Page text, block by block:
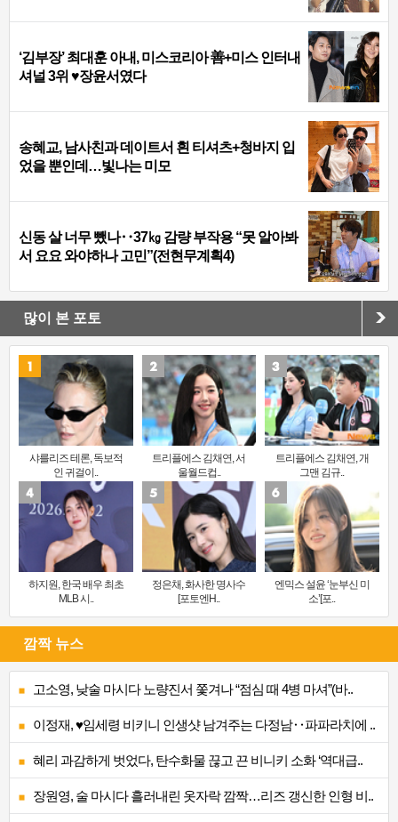
‘김부장’ 최대훈 아내, 미스코리아 善+미스 인터내
셔널 3위 ♥장윤서였다
송혜교, 남사친과 데이트서 흰 티셔츠+청바지 입
었을 뿐인데…빛나는 미모
신동 살 너무 뺐나‥37㎏ 감량 부작용 “못 알아봐
서 요요 와야하나 고민”(전현무계획4)
많이 본 포토
샤를리즈 테론, 독보적
인 귀걸이..
트리플에스 김채연, 서
울월드컵..
트리플에스 김채연, 개
그맨 김규..
하지원, 한국 배우 최초
MLB 시..
정은채, 화사한 명사수
[포토엔H..
엔믹스 설윤 ‘눈부신 미
소’[포..
깜짝 뉴스
고소영, 낮술 마시다 노량진서 쫓겨나 “점심 때 4병 마셔”(바..
이정재, ♥임세령 비키니 인생샷 남겨주는 다정남‥파파라치에 ..
혜리 과감하게 벗었다, 탄수화물 끊고 끈 비니키 소화 ‘역대급..
장원영, 술 마시다 흘러내린 옷자락 깜짝…리즈 갱신한 인형 비..